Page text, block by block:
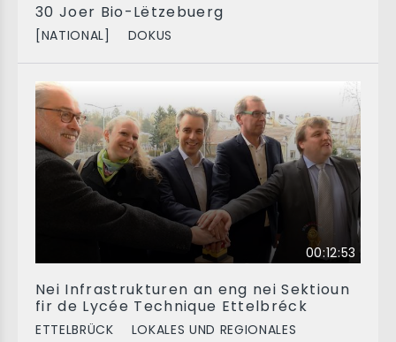
30 Joer Bio-Lëtzebuerg
[NATIONAL] DOKUS
00:12:53
Nei Infrastrukturen an eng nei Sektioun
fir de Lycée Technique Ettelbréck
ETTELBRÜCK LOKALES UND REGIONALES